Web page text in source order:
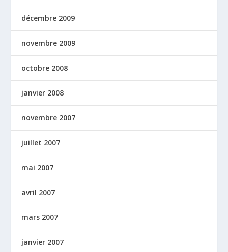
décembre 2009
novembre 2009
octobre 2008
janvier 2008
novembre 2007
juillet 2007
mai 2007
avril 2007
mars 2007
janvier 2007